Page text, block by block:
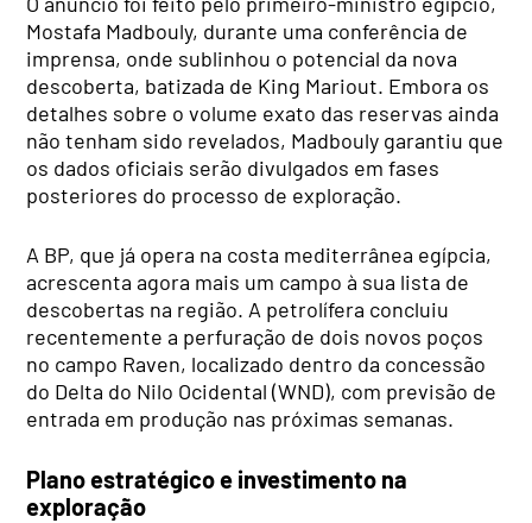
Mostafa Madbouly, durante uma conferência de
imprensa, onde sublinhou o potencial da nova
descoberta, batizada de King Mariout. Embora os
detalhes sobre o volume exato das reservas ainda
não tenham sido revelados, Madbouly garantiu que
os dados oficiais serão divulgados em fases
posteriores do processo de exploração.
A BP, que já opera na costa mediterrânea egípcia,
acrescenta agora mais um campo à sua lista de
descobertas na região. A petrolífera concluiu
recentemente a perfuração de dois novos poços
no campo Raven, localizado dentro da concessão
do Delta do Nilo Ocidental (WND), com previsão de
entrada em produção nas próximas semanas.
Plano estratégico e investimento na
exploração